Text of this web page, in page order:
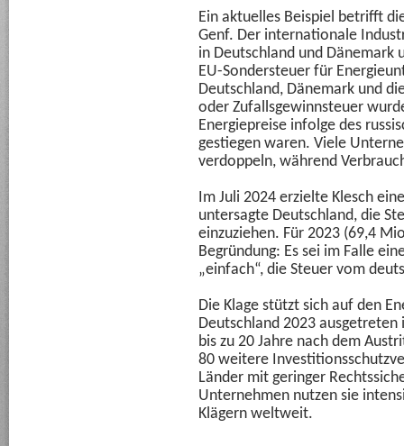
Ein aktuelles Beispiel betrifft
Genf. Der internationale
in Deutschland und Dänemark
EU-Sondersteuer für
Deutschland, Dänemark und
oder Zufallsgewinnsteuer
Energiepreise infolge des
gestiegen waren. Viele
verdoppeln, während
Im Juli 2024 erzielte Klesch
untersagte Deutschland, die
einzuziehen. Für 2023 (69,4
Begründung: Es sei im Falle
„einfach“, die Steuer vom
Die Klage stützt sich auf den
Deutschland 2023 ausgetreten
bis zu 20 Jahre nach dem
80 weitere
Länder mit geringer
Unternehmen nutzen sie
Klägern weltweit.